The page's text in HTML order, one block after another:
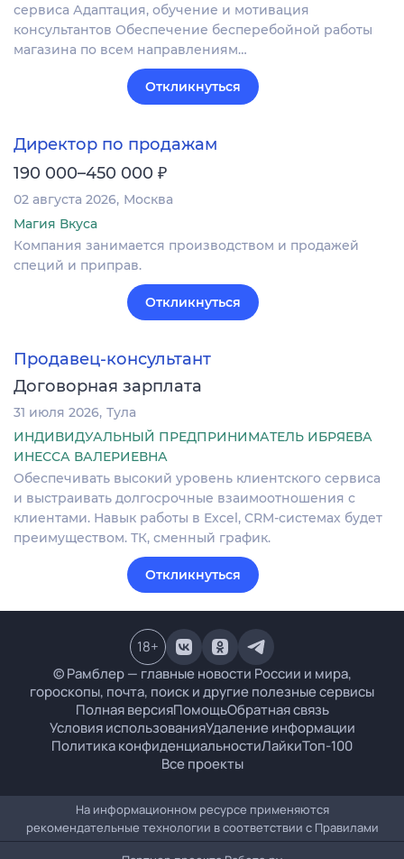
сервиса Адаптация, обучение и мотивация
консультантов Обеспечение бесперебойной работы
магазина по всем направлениям…
Откликнуться
Директор по продажам
190 000–450 000 ₽
02 августа 2026 Москва
Магия Вкуса
Компания занимается производством и продажей
специй и приправ.
Откликнуться
Продавец-консультант
Договорная зарплата
31 июля 2026 Тула
ИНДИВИДУАЛЬНЫЙ ПРЕДПРИНИМАТЕЛЬ ИБРЯЕВА
ИНЕССА ВАЛЕРИЕВНА
Обеспечивать высокий уровень клиентского сервиса
и выстраивать долгосрочные взаимоотношения с
клиентами. Навык работы в Excel, CRM-системах будет
преимуществом. ТК, сменный график.
Откликнуться
© Рамблер — главные новости России и мира,
гороскопы, почта, поиск и другие полезные сервисы
Полная версияПомощьОбратная связь
Условия использованияУдаление информации
Политика конфиденциальностиЛайкиТоп-100
Все проекты
18+
На информационном ресурсе применяются
рекомендательные технологии в соответствии с Правилами